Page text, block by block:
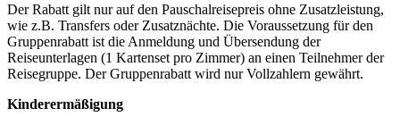
Der Rabatt gilt nur auf den Pauschalreisepreis ohne Zusatzleistung,
wie z.B. Transfers oder Zusatznächte. Die Voraussetzung für den
Gruppenrabatt ist die Anmeldung und Übersendung der
Reiseunterlagen (1 Kartenset pro Zimmer) an einen Teilnehmer der
Reisegruppe. Der Gruppenrabatt wird nur Vollzahlern gewährt.
Kinderermäßigung